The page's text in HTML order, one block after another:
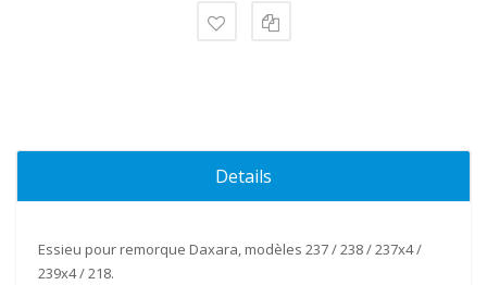
Details
Essieu pour remorque Daxara, modèles 237 / 238 / 237x4 /
239x4 / 218.